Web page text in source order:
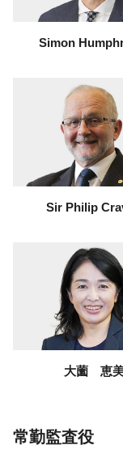
Simon
Sir Philip
大薗 恵
常勤監査役